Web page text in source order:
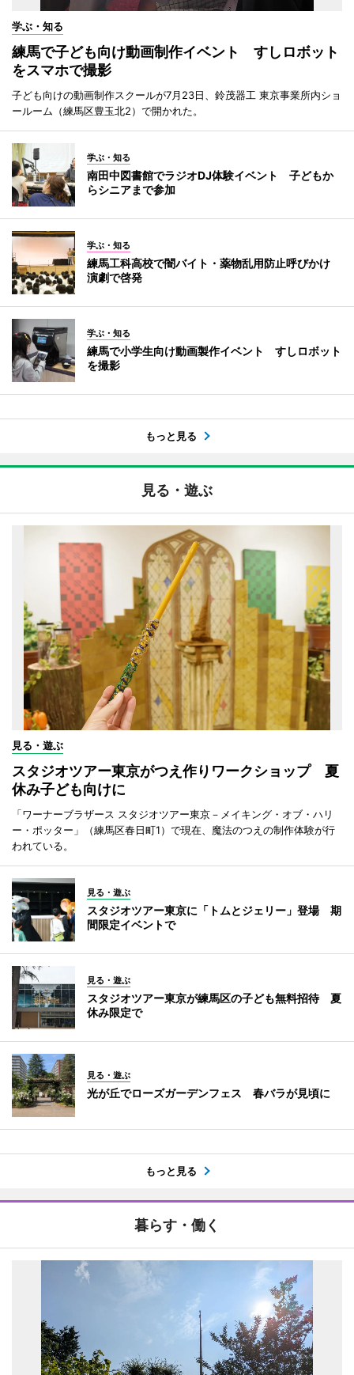
学ぶ・知る
練馬で子ども向け動画制作イベント すしロボット
をスマホで撮影
子ども向けの動画制作スクールが7月23日、鈴茂器工 東京事業所内ショ
ールーム（練馬区豊玉北2）で開かれた。
学ぶ・知る
南田中図書館でラジオDJ体験イベント 子どもか
らシニアまで参加
学ぶ・知る
練馬工科高校で闇バイト・薬物乱用防止呼びかけ
演劇で啓発
学ぶ・知る
練馬で小学生向け動画製作イベント すしロボット
を撮影
もっと見る
見る・遊ぶ
見る・遊ぶ
スタジオツアー東京がつえ作りワークショップ 夏
休み子ども向けに
「ワーナーブラザース スタジオツアー東京－メイキング・オブ・ハリ
ー・ポッター」（練馬区春日町1）で現在、魔法のつえの制作体験が行
われている。
見る・遊ぶ
スタジオツアー東京に「トムとジェリー」登場 期
間限定イベントで
見る・遊ぶ
スタジオツアー東京が練馬区の子ども無料招待 夏
休み限定で
見る・遊ぶ
光が丘でローズガーデンフェス 春バラが見頃に
もっと見る
暮らす・働く